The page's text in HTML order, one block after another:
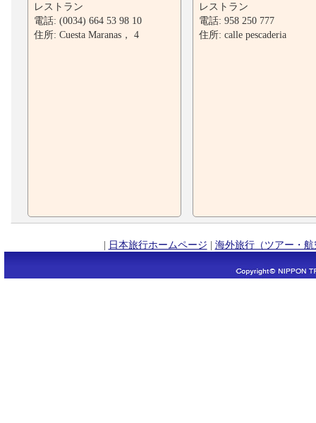
レストラン
電話: (0034) 664 53 98 10
住所: Cuesta Maranas， 4
レストラン
電話: 958 250 777
住所: calle pescaderia
| 日本旅行ホームページ | 海外旅行（ツアー・航